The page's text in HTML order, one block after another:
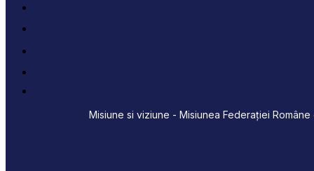
Misiune si viziune - Misiunea Federației